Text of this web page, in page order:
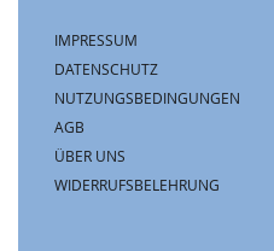
IMPRESSUM
DATENSCHUTZ
NUTZUNGSBEDINGUNGEN
AGB
ÜBER UNS
WIDERRUFSBELEHRUNG